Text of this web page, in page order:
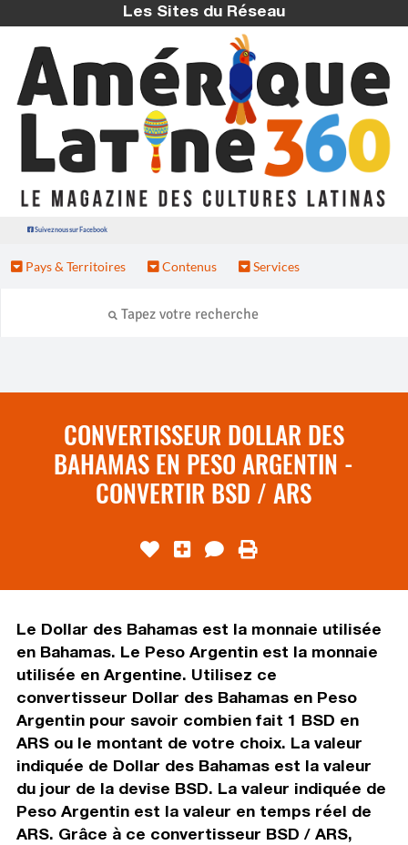
Les Sites du Réseau
Suivez nous sur Facebook
Pays & Territoires Contenus Services
CONVERTISSEUR DOLLAR DES
BAHAMAS EN PESO ARGENTIN -
CONVERTIR BSD / ARS
Le Dollar des Bahamas est la monnaie utilisée
en Bahamas. Le Peso Argentin est la monnaie
utilisée en Argentine. Utilisez ce
convertisseur Dollar des Bahamas en Peso
Argentin pour savoir combien fait 1 BSD en
ARS ou le montant de votre choix. La valeur
indiquée de Dollar des Bahamas est la valeur
du jour de la devise BSD. La valeur indiquée de
Peso Argentin est la valeur en temps réel de
ARS. Grâce à ce convertisseur BSD / ARS,